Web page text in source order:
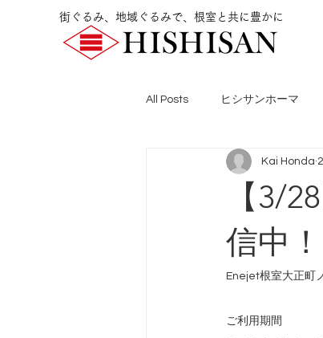
街ぐるみ、地域ぐるみで、根室と共に豊かに
All Posts ヒシサンホーマ
【3/
信中！
Kai Honda
Enejet根室大正町
ご利用期間